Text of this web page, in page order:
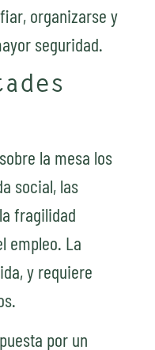
organizarse y
seguridad.
la mesa los
social, las
fragilidad
empleo. La
y requiere
por un